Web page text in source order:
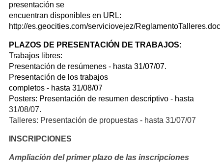
presentación se
encuentran disponibles en URL:
http://es.geocities.com/serviciovejez/ReglamentoTalleres.doc
PLAZOS DE PRESENTACIÓN DE TRABAJOS:
Trabajos libres:
Presentación de resúmenes - hasta 31/07/07.
Presentación de los trabajos
completos - hasta 31/08/07
Posters: Presentación de resumen descriptivo - hasta
31/08/07.
Talleres: Presentación de propuestas - hasta 31/07/07
INSCRIPCIONES
Ampliación del primer plazo de las inscripciones